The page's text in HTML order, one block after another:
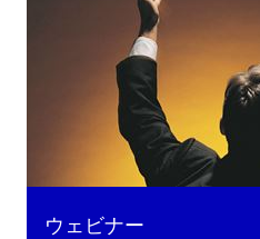
ウェビナー